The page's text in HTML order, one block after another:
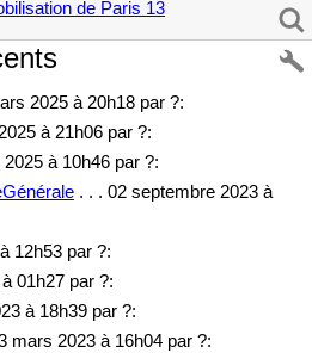
2025 à 20h18 par ?:
à 21h06 par ?:
à 10h46 par ?:
. . . 02 septembre 2023 à
12h53 par ?:
01h27 par ?:
à 18h39 par ?:
mars 2023 à 16h04 par ?: